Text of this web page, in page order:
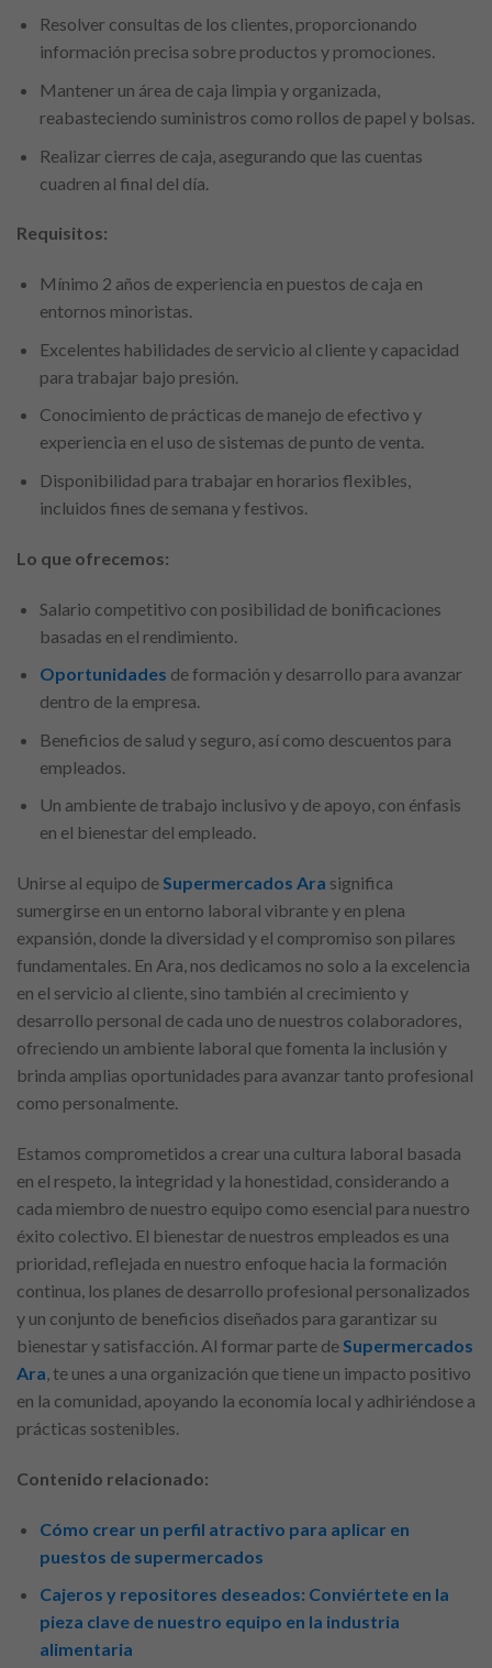
Resolver consultas de los clientes, proporcionando
información precisa sobre productos y promociones.
Mantener un área de caja limpia y organizada,
reabasteciendo suministros como rollos de papel y bolsas.
Realizar cierres de caja, asegurando que las cuentas
cuadren al final del día.
Requisitos:
Mínimo 2 años de experiencia en puestos de caja en
entornos minoristas.
Excelentes habilidades de servicio al cliente y capacidad
para trabajar bajo presión.
Conocimiento de prácticas de manejo de efectivo y
experiencia en el uso de sistemas de punto de venta.
Disponibilidad para trabajar en horarios flexibles,
incluidos fines de semana y festivos.
Lo que ofrecemos:
Salario competitivo con posibilidad de bonificaciones
basadas en el rendimiento.
Oportunidades de formación y desarrollo para avanzar
dentro de la empresa.
Beneficios de salud y seguro, así como descuentos para
empleados.
Un ambiente de trabajo inclusivo y de apoyo, con énfasis
en el bienestar del empleado.
Unirse al equipo deSupermercados Ara significa
sumergirse en un entorno laboral vibrante y en plena
expansión, donde la diversidad y el compromiso son pilares
fundamentales. En Ara, nos dedicamos no solo a la excelencia
en el servicio al cliente, sino también al crecimiento y
desarrollo personal de cada uno de nuestros colaboradores,
ofreciendo un ambiente laboral que fomenta la inclusión y
brinda amplias oportunidades para avanzar tanto profesional
como personalmente.
Estamos comprometidos a crear una cultura laboral basada
en el respeto, la integridad y la honestidad, considerando a
cada miembro de nuestro equipo como esencial para nuestro
éxito colectivo. El bienestar de nuestros empleados es una
prioridad, reflejada en nuestro enfoque hacia la formación
continua, los planes de desarrollo profesional personalizados
y un conjunto de beneficios diseñados para garantizar su
bienestar y satisfacción. Al formar parte deSupermercados
Ara, te unes a una organización que tiene un impacto positivo
en la comunidad, apoyando la economía local y adhiriéndose a
prácticas sostenibles.
Contenido relacionado:
Cómo crear un perfil atractivo para aplicar en
puestos de supermercados
Cajeros y repositores deseados: Conviértete en la
pieza clave de nuestro equipo en la industria
alimentaria